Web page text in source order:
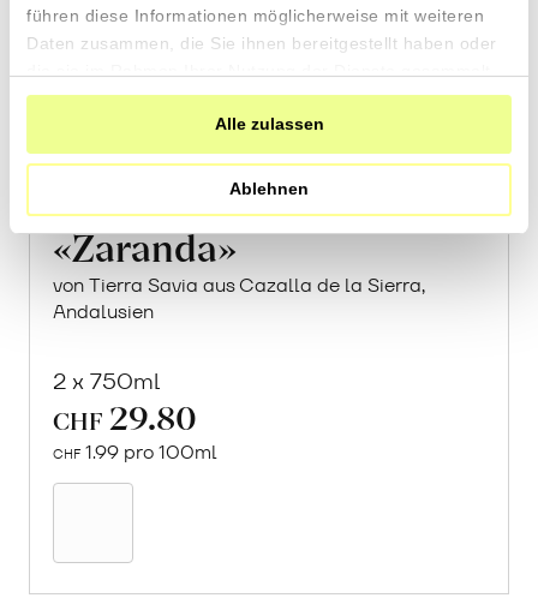
führen diese Informationen möglicherweise mit weiteren
Daten zusammen, die Sie ihnen bereitgestellt haben oder
haben.
Alle zulassen
Ablehnen
«Zaranda»
von Tierra Savia aus Cazalla de la Sierra,
Andalusien
2 x 750ml
CHF 29.80
CHF 1.99 pro 100ml